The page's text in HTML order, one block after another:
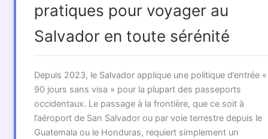
pratiques pour voyager au
Salvador en toute sérénité
Depuis 2023, le Salvador applique une politique d’entrée «
90 jours sans visa » pour la plupart des passeports
occidentaux. Le passage à la frontière, que ce soit à
l’aéroport de San Salvador ou par voie terrestre depuis le
Guatemala ou le Honduras, requiert simplement un